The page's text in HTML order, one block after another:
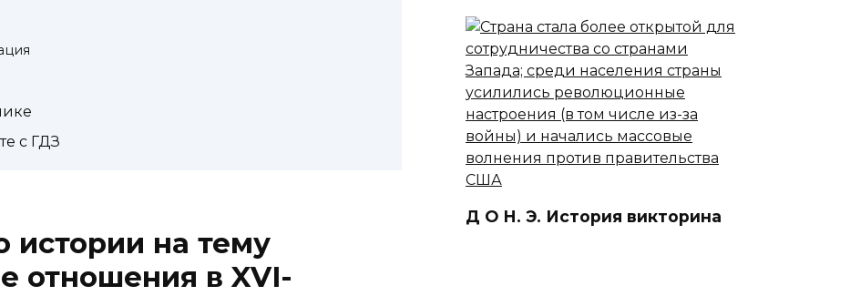
с ГДЗ
истории на тему
отношения в XVI-
Д О Н. Э. История викторина